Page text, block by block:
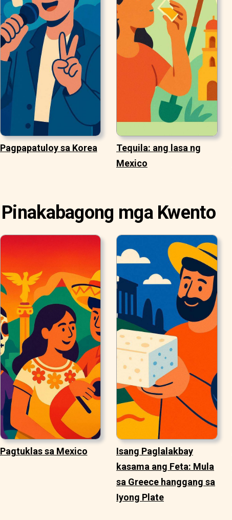
Pagpapatuloy sa Korea
Tequila: ang lasa ng
Mexico
Pinakabagong mga Kwento
Pagtuklas sa Mexico
Isang Paglalakbay
kasama ang Feta: Mula
sa Greece hanggang sa
Iyong Plate